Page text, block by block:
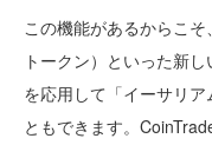
この機能があるからこ
トークン）といった新
を応用して「イーサリ
ともできます。